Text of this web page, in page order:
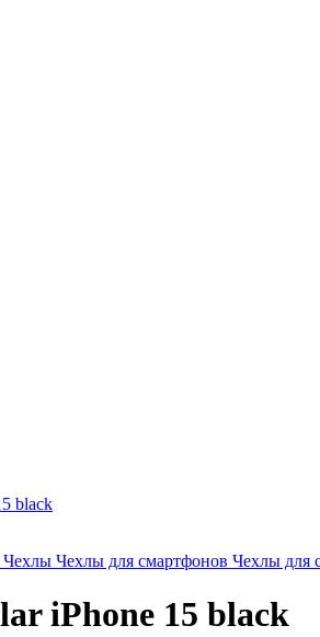
Чехлы Чехлы для смартфонов Чехлы для
iPhone 15 black